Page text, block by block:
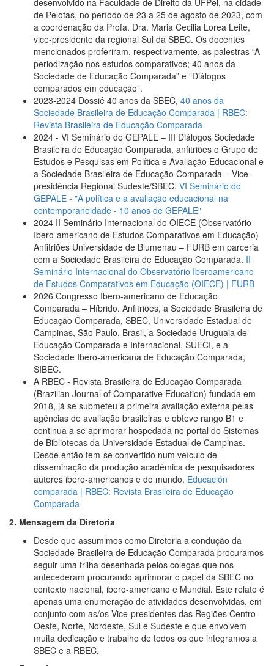
desenvolvido na Faculdade de Direito da UFPel, na cidade
de Pelotas, no período de 23 a 25 de agosto de 2023, com
a coordenação da Profa. Dra. Maria Cecilia Lorea Leite,
vice-presidente da regional Sul da SBEC. Os docentes
mencionados proferiram, respectivamente, as palestras “A
periodização nos estudos comparativos; 40 anos da
Sociedade de Educação Comparada” e “Diálogos
comparados em educação”.
2023-2024 Dossiê 40 anos da SBEC, 40 anos da
Sociedade Brasileira de Educação Comparada | RBEC:
Revista Brasileira de Educação Comparada
2024 - VI Seminário do GEPALE – III Diálogos Sociedade
Brasileira de Educação Comparada, anfitriões o Grupo de
Estudos e Pesquisas em Política e Avaliação Educacional e
a Sociedade Brasileira de Educação Comparada – Vice-
presidência Regional Sudeste/SBEC. VI Seminário do
GEPALE - "A política e a avaliação educacional na
contemporaneidade - 10 anos de GEPALE"
2024 II Seminário Internacional do OIECE (Observatório
Ibero-americano de Estudos Comparativos em Educação)
Anfitriões Universidade de Blumenau – FURB em parceria
com a Sociedade Brasileira de Educação Comparada. II
Seminário Internacional do Observatório Iberoamericano
de Estudos Comparativos em Educação (OIECE) | FURB
2026 Congresso Ibero-americano de Educação
Comparada – Híbrido. Anfitriões, a Sociedade Brasileira de
Educação Comparada, SBEC, Universidade Estadual de
Campinas, São Paulo, Brasil, a Sociedade Uruguaia de
Educação Comparada e Internacional, SUECI, e a
Sociedade Ibero-americana de Educação Comparada,
SIBEC.
A RBEC - Revista Brasileira de Educação Comparada
(Brazilian Journal of Comparative Education) fundada em
2018, já se submeteu à primeira avaliação externa pelas
agências de avaliação brasileiras e obteve rango B1 e
continua a se aprimorar hospedada no portal do Sistemas
de Bibliotecas da Universidade Estadual de Campinas.
Desde então tem-se convertido num veículo de
disseminação da produção acadêmica de pesquisadores
autores ibero-americanos e do mundo. Educación
comparada | RBEC: Revista Brasileira de Educação
Comparada
2. Mensagem da Diretoria
Desde que assumimos como Diretoria a condução da
Sociedade Brasileira de Educação Comparada procuramos
seguir uma trilha desenhada pelos colegas que nos
antecederam procurando aprimorar o papel da SBEC no
contexto nacional, ibero-americano e Mundial. Este relato é
apenas uma enumeração de atividades desenvolvidas, em
conjunto com as/os Vice-presidentes das Regiões Centro-
Oeste, Norte, Nordeste, Sul e Sudeste e que envolvem
muita dedicação e trabalho de todos os que integramos a
SBEC e a RBEC.